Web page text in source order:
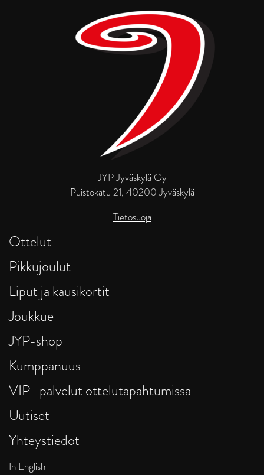
JYP Jyväskylä Oy
Puistokatu 21, 40200 Jyväskylä
Tietosuoja
Ottelut
Pikkujoulut
Liput ja kausikortit
Joukkue
JYP-shop
Kumppanuus
VIP -palvelut ottelutapahtumissa
Uutiset
Yhteystiedot
In English